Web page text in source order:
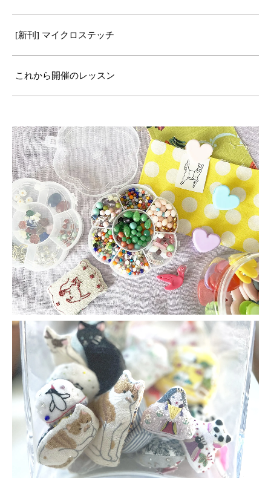
[新刊] マイクロステッチ
これから開催のレッスン